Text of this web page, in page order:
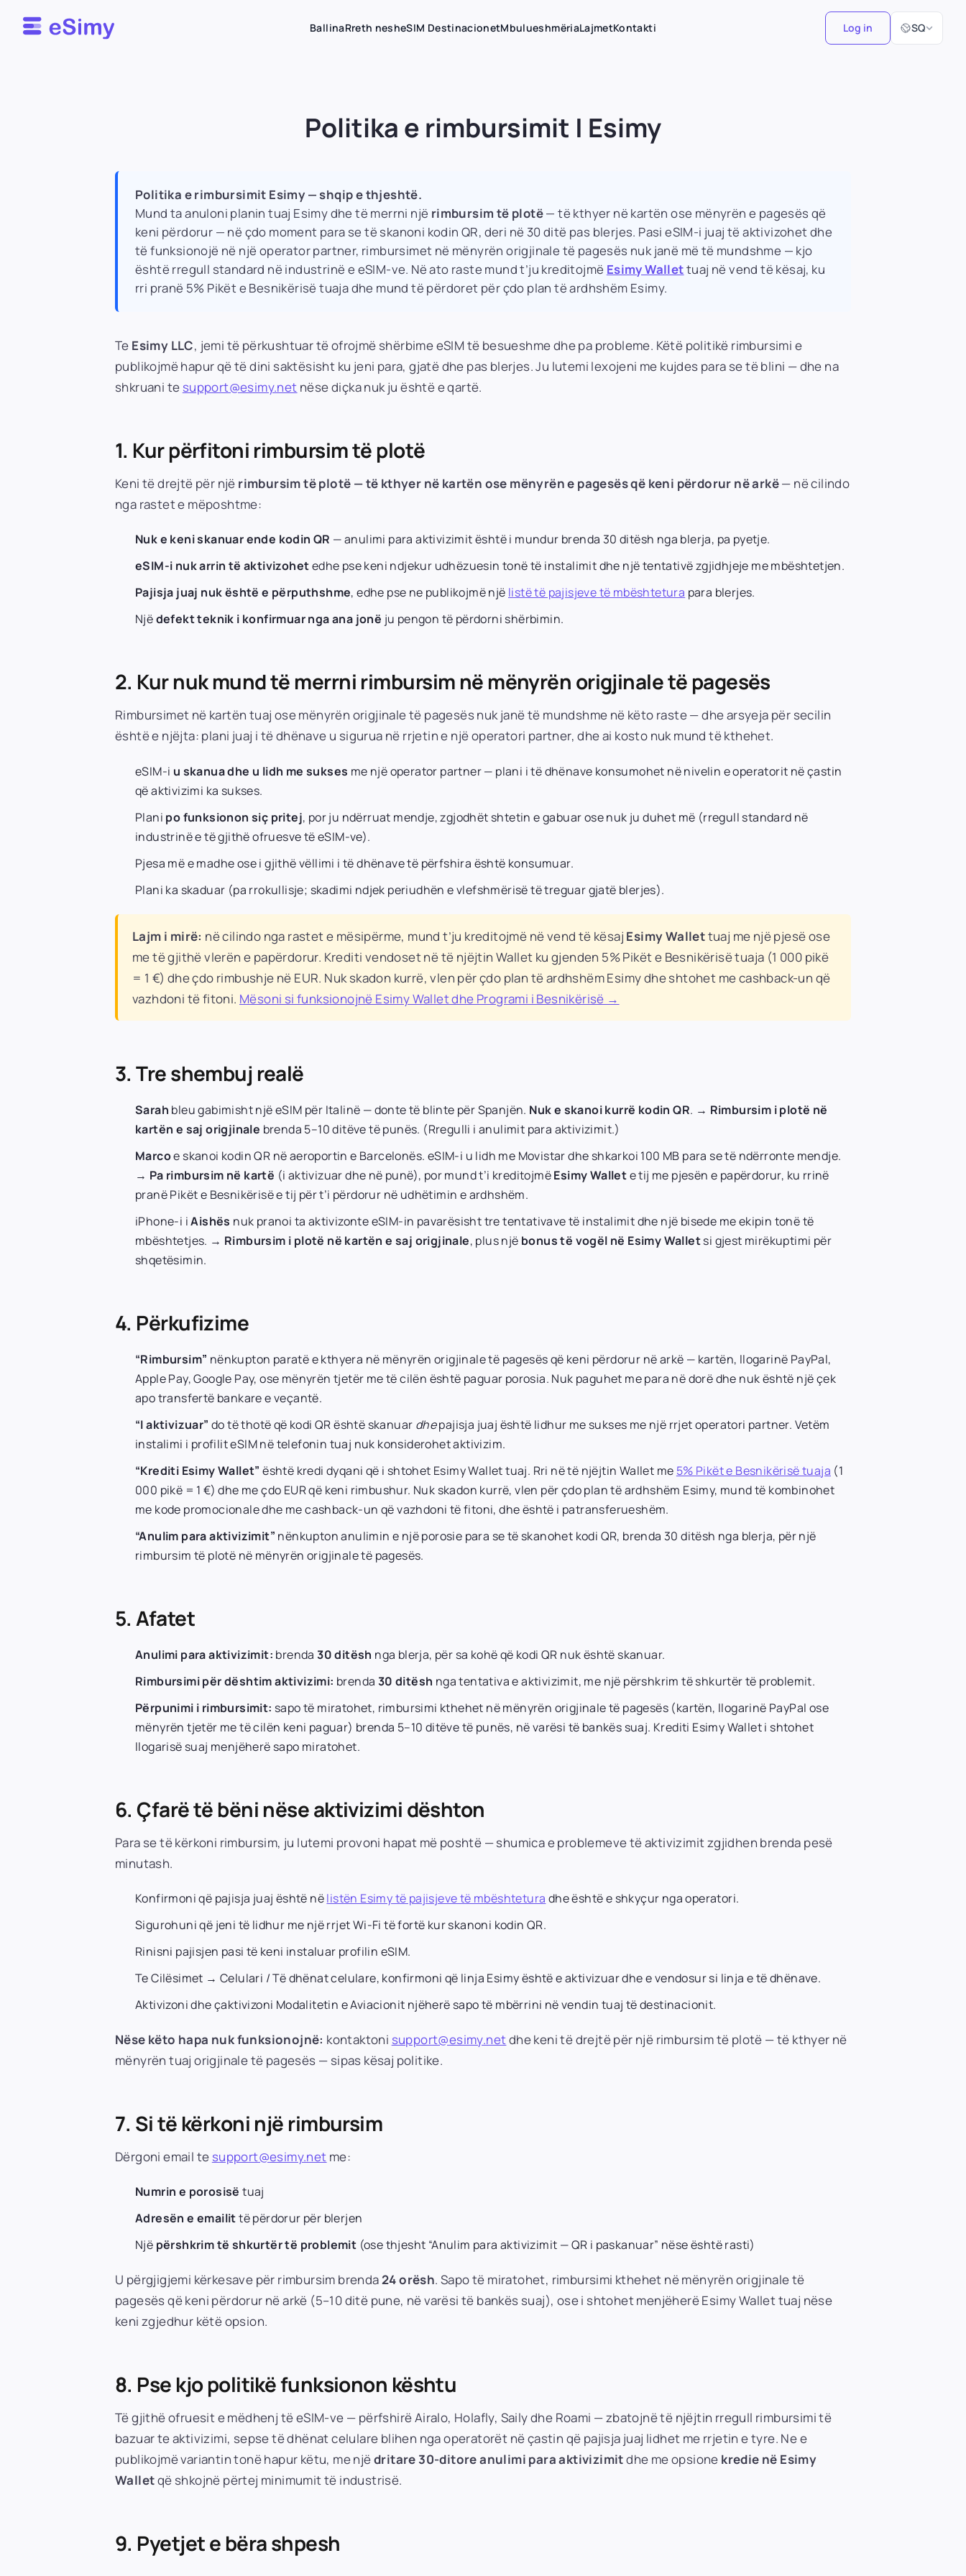
Esimy BallinaRreth nesheSIM DestinacionetMbulueshmëriaLajmetKontakti Log in SQ
Zgjidh Gjuhën
Politika e rimbursimit | Esimy
Politika e rimbursimit Esimy — shqip e thjeshtë.
Mund ta anuloni planin tuaj Esimy dhe të merrni një rimbursim të plotë— të kthyer në kartën ose mënyrën e pagesës që
keni përdorur — në çdo moment para se të skanoni kodin QR, deri në 30 ditë pas blerjes. Pasi eSIM-i juaj të aktivizohet dhe
të funksionojë në një operator partner, rimbursimet në mënyrën origjinale të pagesës nuk janë më të mundshme — kjo
është rregull standard në industrinë e eSIM-ve. Në ato raste mund t’ju kreditojmë Esimy Wallettuaj në vend të kësaj, ku
rri pranë 5% Pikët e Besnikërisë tuaja dhe mund të përdoret për çdo plan të ardhshëm Esimy.
Te Esimy LLC, jemi të përkushtuar të ofrojmë shërbime eSIM të besueshme dhe pa probleme. Këtë politikë rimbursimi e
publikojmë hapur që të dini saktësisht ku jeni para, gjatë dhe pas blerjes. Ju lutemi lexojeni me kujdes para se të blini — dhe na
shkruani te support@esimy.net nëse diçka nuk ju është e qartë.
1. Kur përfitoni rimbursim të plotë
Keni të drejtë për një rimbursim të plotë — të kthyer në kartën ose mënyrën e pagesës që keni përdorur në arkë— në cilindo
nga rastet e mëposhtme:
Nuk e keni skanuar ende kodin QR — anulimi para aktivizimit është i mundur brenda 30 ditësh nga blerja, pa pyetje.
eSIM-i nuk arrin të aktivizohetedhe pse keni ndjekur udhëzuesin tonë të instalimit dhe një tentativë zgjidhjeje me mbështetjen.
Pajisja juaj nuk është e përputhshme, edhe pse ne publikojmë një listë të pajisjeve të mbështetura para blerjes.
Njëdefekt teknik i konfirmuar nga ana jonë ju pengon të përdorni shërbimin.
2. Kur nuk mund të merrni rimbursim në mënyrën origjinale të pagesës
Rimbursimet në kartën tuaj ose mënyrën origjinale të pagesës nuk janë të mundshme në këto raste — dhe arsyeja për secilin
është e njëjta: plani juaj i të dhënave u sigurua në rrjetin e një operatori partner, dhe ai kosto nuk mund të kthehet.
eSIM-i u skanua dhe u lidh me sukses me një operator partner — plani i të dhënave konsumohet në nivelin e operatorit në çastin
që aktivizimi ka sukses.
Plani po funksionon siç pritej, por ju ndërruat mendje, zgjodhët shtetin e gabuar ose nuk ju duhet më (rregull standard në
industrinë e të gjithë ofruesve të eSIM-ve).
Pjesa më e madhe ose i gjithë vëllimi i të dhënave të përfshira është konsumuar.
Plani ka skaduar (pa rrokullisje; skadimi ndjek periudhën e vlefshmërisë të treguar gjatë blerjes).
Lajm i mirë: në cilindo nga rastet e mësipërme, mund t’ju kreditojmë në vend të kësaj Esimy Wallettuaj me një pjesë ose
me të gjithë vlerën e papërdorur. Krediti vendoset në të njëjtin Wallet ku gjenden 5% Pikët e Besnikërisë tuaja (1 000 pikë
= 1 €) dhe çdo rimbushje në EUR. Nuk skadon kurrë, vlen për çdo plan të ardhshëm Esimy dhe shtohet me cashback-un që
vazhdoni të fitoni. Mësoni si funksionojnë Esimy Wallet dhe Programi i Besnikërisë →
3. Tre shembuj realë
Sarah bleu gabimisht një eSIM për Italinë — donte të blinte për Spanjën. Nuk e skanoi kurrë kodin QR. → Rimbursim i plotë në
kartën e saj origjinale brenda 5–10 ditëve të punës. (Rregulli i anulimit para aktivizimit.)
Marcoe skanoi kodin QR në aeroportin e Barcelonës. eSIM-i u lidh me Movistar dhe shkarkoi 100 MB para se të ndërronte mendje.
→ Pa rimbursim në kartë (i aktivizuar dhe në punë), por mund t’i kreditojmëEsimy Wallete tij me pjesën e papërdorur, ku rrinë
pranë Pikët e Besnikërisë e tij për t’i përdorur në udhëtimin e ardhshëm.
iPhone-i iAishës nuk pranoi ta aktivizonte eSIM-in pavarësisht tre tentativave të instalimit dhe një bisede me ekipin tonë të
mbështetjes. → Rimbursim i plotë në kartën e saj origjinale, plus një bonus të vogël në Esimy Walletsi gjest mirëkuptimi për
shqetësimin.
4. Përkufizime
“Rimbursim” nënkupton paratë e kthyera në mënyrën origjinale të pagesës që keni përdorur në arkë — kartën, llogarinë PayPal,
Apple Pay, Google Pay, ose mënyrën tjetër me të cilën është paguar porosia. Nuk paguhet me para në dorë dhe nuk është një çek
apo transfertë bankare e veçantë.
“I aktivizuar” do të thotë që kodi QR është skanuar dhepajisja juaj është lidhur me sukses me një rrjet operatori partner. Vetëm
instalimi i profilit eSIM në telefonin tuaj nuk konsiderohet aktivizim.
“Krediti Esimy Wallet” është kredi dyqani që i shtohet Esimy Wallet tuaj. Rri në të njëjtin Wallet me 5% Pikët e Besnikërisë tuaja (1
000 pikë = 1 €) dhe me çdo EUR që keni rimbushur. Nuk skadon kurrë, vlen për çdo plan të ardhshëm Esimy, mund të kombinohet
me kode promocionale dhe me cashback-un që vazhdoni të fitoni, dhe është i patransferueshëm.
“Anulim para aktivizimit” nënkupton anulimin e një porosie para se të skanohet kodi QR, brenda 30 ditësh nga blerja, për një
rimbursim të plotë në mënyrën origjinale të pagesës.
5. Afatet
Anulimi para aktivizimit: brenda30 ditësh nga blerja, për sa kohë që kodi QR nuk është skanuar.
Rimbursimi për dështim aktivizimi: brenda 30 ditësh nga tentativa e aktivizimit, me një përshkrim të shkurtër të problemit.
Përpunimi i rimbursimit: sapo të miratohet, rimbursimi kthehet në mënyrën origjinale të pagesës (kartën, llogarinë PayPal ose
mënyrën tjetër me të cilën keni paguar) brenda 5–10 ditëve të punës, në varësi të bankës suaj. Krediti Esimy Wallet i shtohet
llogarisë suaj menjëherë sapo miratohet.
6. Çfarë të bëni nëse aktivizimi dështon
Para se të kërkoni rimbursim, ju lutemi provoni hapat më poshtë — shumica e problemeve të aktivizimit zgjidhen brenda pesë
minutash.
Konfirmoni që pajisja juaj është nëlistën Esimy të pajisjeve të mbështetura dhe është e shkyçur nga operatori.
Sigurohuni që jeni të lidhur me një rrjet Wi-Fi të fortë kur skanoni kodin QR.
Rinisni pajisjen pasi të keni instaluar profilin eSIM.
Te Cilësimet → Celulari / Të dhënat celulare, konfirmoni që linja Esimy është e aktivizuar dhe e vendosur si linja e të dhënave.
Aktivizoni dhe çaktivizoni Modalitetin e Aviacionit njëherë sapo të mbërrini në vendin tuaj të destinacionit.
Nëse këto hapa nuk funksionojnë: kontaktoni support@esimy.netdhe keni të drejtë për një rimbursim të plotë — të kthyer në
mënyrën tuaj origjinale të pagesës — sipas kësaj politike.
7. Si të kërkoni një rimbursim
Dërgoni email te support@esimy.net me:
Numrin e porosisë tuaj
Adresën e emailittë përdorur për blerjen
Një përshkrim të shkurtër të problemit (ose thjesht “Anulim para aktivizimit — QR i paskanuar” nëse është rasti)
U përgjigjemi kërkesave për rimbursim brenda24 orësh. Sapo të miratohet, rimbursimi kthehet në mënyrën origjinale të
pagesës që keni përdorur në arkë (5–10 ditë pune, në varësi të bankës suaj), ose i shtohet menjëherë Esimy Wallet tuaj nëse
keni zgjedhur këtë opsion.
8. Pse kjo politikë funksionon kështu
Të gjithë ofruesit e mëdhenj të eSIM-ve — përfshirë Airalo, Holafly, Saily dhe Roami — zbatojnë të njëjtin rregull rimbursimi të
bazuar te aktivizimi, sepse të dhënat celulare blihen nga operatorët në çastin që pajisja juaj lidhet me rrjetin e tyre. Ne e
publikojmë variantin tonë hapur këtu, me njëdritare 30-ditore anulimi para aktivizimitdhe me opsione kredie në Esimy
Walletqë shkojnë përtej minimumit të industrisë.
9. Pyetjet e bëra shpesh